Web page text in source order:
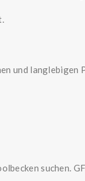
und langlebigen
suchen.